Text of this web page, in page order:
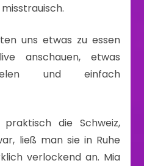
misstrauisch.
uns etwas zu essen
anschauen, etwas
und einfach
die Schweiz,
ließ man sie in Ruhe
verlockend an. Mia